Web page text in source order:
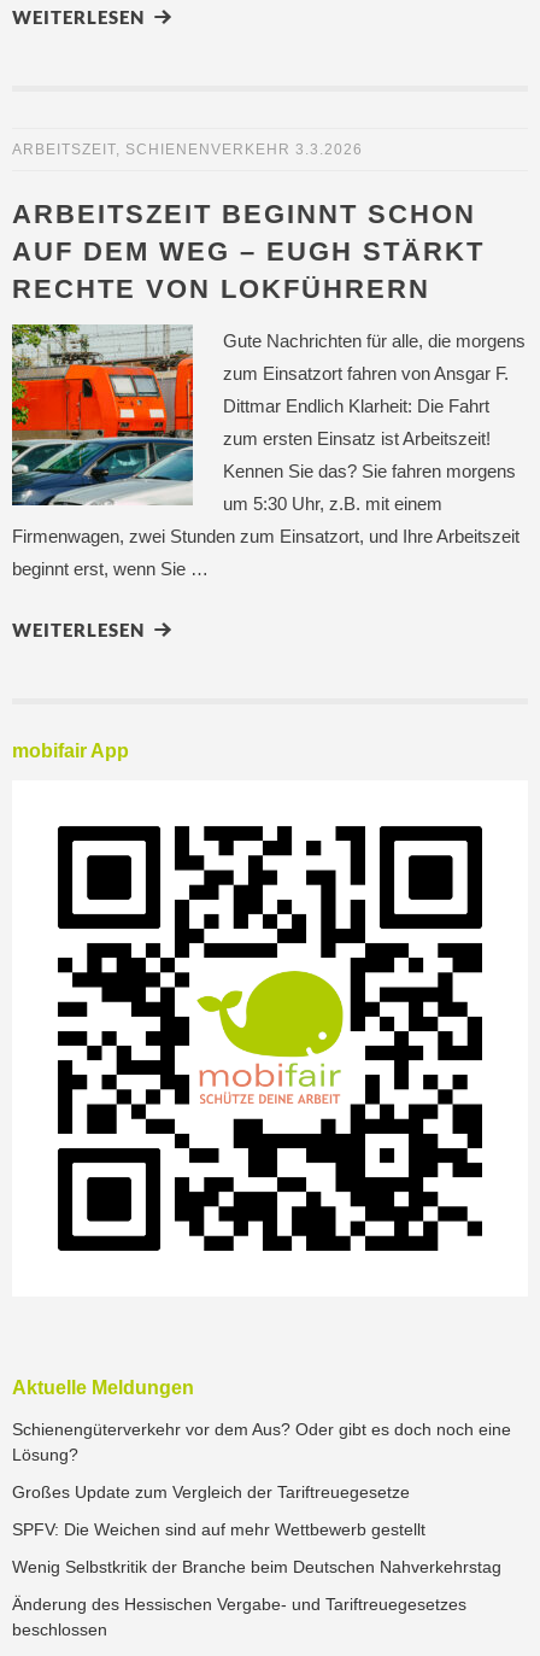
WEITERLESEN
ARBEITSZEIT, SCHIENENVERKEHR 3.3.2026
ARBEITSZEIT BEGINNT SCHON
AUF DEM WEG – EUGH STÄRKT
RECHTE VON LOKFÜHRERN
Gute Nachrichten für alle, die morgens
zum Einsatzort fahren von Ansgar F.
Dittmar Endlich Klarheit: Die Fahrt
zum ersten Einsatz ist Arbeitszeit!
Kennen Sie das? Sie fahren morgens
um 5:30 Uhr, z.B. mit einem
Firmenwagen, zwei Stunden zum Einsatzort, und Ihre Arbeitszeit
beginnt erst, wenn Sie …
WEITERLESEN
mobifair App
Aktuelle Meldungen
Schienengüterverkehr vor dem Aus? Oder gibt es doch noch eine
Lösung?
Großes Update zum Vergleich der Tariftreuegesetze
SPFV: Die Weichen sind auf mehr Wettbewerb gestellt
Wenig Selbstkritik der Branche beim Deutschen Nahverkehrstag
Änderung des Hessischen Vergabe- und Tariftreuegesetzes
beschlossen